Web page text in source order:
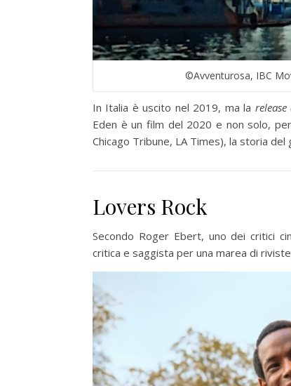
©Avventurosa, IBC
In Italia è uscito nel 2019, ma la release
Eden è un film del 2020 e non solo,
Chicago Tribune, LA Times), la storia del
Lovers Rock
Secondo Roger Ebert, uno dei critici
critica e saggista per una marea di